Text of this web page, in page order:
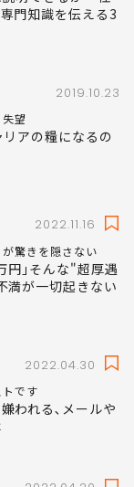
門知識を伝える3
2019.10.23
望
アの糧になるの
2022.11.16
驚きを隠さない
円｣そんな"超厚遇
満が一切起きない
2022.04.30
です
われる､メールや